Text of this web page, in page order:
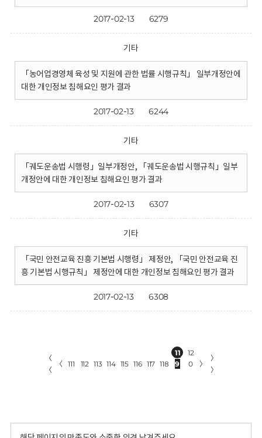
2017-02-13 6279
기타
「농어업경영체 육성 및 지원에 관한 법률 시행규칙」 일부개정안에
대한 개인정보 침해요인 평가 결과
2017-02-13 6244
기타
「궤도운송법 시행령」일부개정안, 「궤도운송법 시행규칙」일부
개정안에 대한 개인정보 침해요인 평가 결과
2017-02-13 6307
기타
「국민 안전교육 진흥 기본법 시행령」 제정안, 「국민 안전교육 진
흥 기본법 시행규칙」 제정안에 대한 개인정보 침해요인 평가 결과
2017-02-13 6308
〈
〈
〈 111 112 113 114 115 116 117 118
11
9
12
0
〉
〉
〉